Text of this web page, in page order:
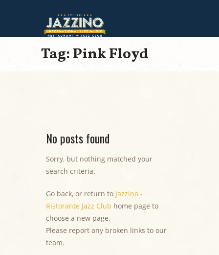
Tag: Pink Floyd
No posts found
Sorry, but nothing matched your
search criteria.
Go back, or return to Jazzino -
Ristorante Jazz Club home page to
choose a new page.
Please report any broken links to our
team.